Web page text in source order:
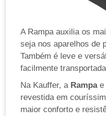
A Rampa auxilia os
seja nos aparelhos de
Também é leve e
facilmente
Na Kauffer, a Rampae
revestida em
maior conforto e